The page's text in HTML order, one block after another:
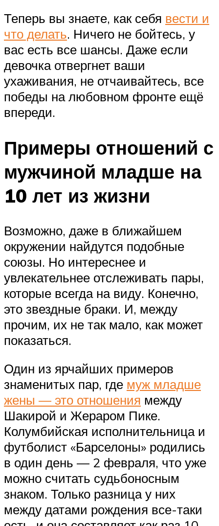
Теперь вы знаете, как себя вести и
что делать. Ничего не бойтесь, у
вас есть все шансы. Даже если
девочка отвергнет ваши
ухаживания, не отчаивайтесь, все
победы на любовном фронте ещё
впереди.
Примеры отношений с
мужчиной младше на
10 лет из жизни
Возможно, даже в ближайшем
окружении найдутся подобные
союзы. Но интереснее и
увлекательнее отслеживать пары,
которые всегда на виду. Конечно,
это звездные браки. И, между
прочим, их не так мало, как может
показаться.
Один из ярчайших примеров
знаменитых пар, где муж младше
жены — это отношения между
Шакирой и Жераром Пике.
Колумбийская исполнительница и
футболист «Барселоны» родились
в один день — 2 февраля, что уже
можно считать судьбоносным
знаком. Только разница у них
между датами рождения все-таки